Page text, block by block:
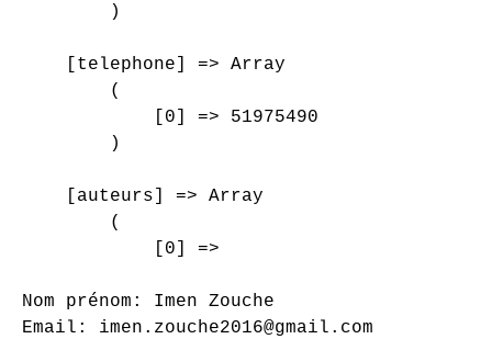
        )
    [telephone] => Array
        (
            [0] => 51975490
        )
    [auteurs] => Array
        (
            [0] =>
Nom prénom: Imen Zouche
Email: imen.zouche2016@gmail.com